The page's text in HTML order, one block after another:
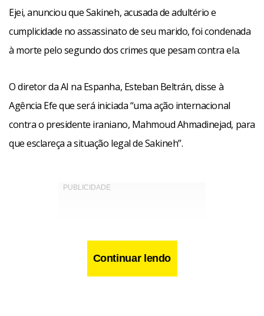
Ejei, anunciou que Sakineh, acusada de adultério e
cumplicidade no assassinato de seu marido, foi condenada
à morte pelo segundo dos crimes que pesam contra ela.
O diretor da AI na Espanha, Esteban Beltrán, disse à
Agência Efe que será iniciada “uma ação internacional
contra o presidente iraniano, Mahmoud Ahmadinejad, para
que esclareça a situação legal de Sakineh”.
Continuar lendo